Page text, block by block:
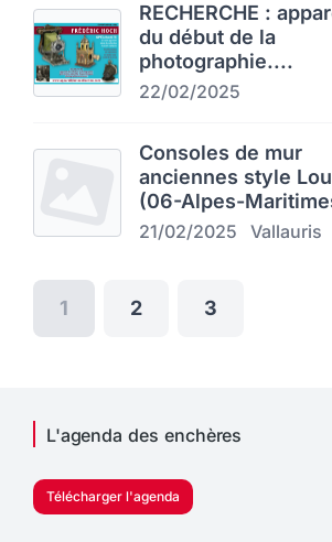
RECHERCHE :
du début de la
photographie....
22/02/2025
Consoles de mur
anciennes style
(06-Alpes-
21/02/2025 Vallauris
1 2 3
L'agenda des enchères
Télécharger l'agenda